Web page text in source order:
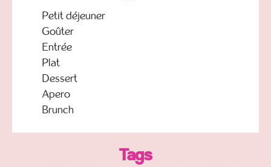
Petit déjeuner
Goûter
Entrée
Plat
Dessert
Apero
Brunch
Tags